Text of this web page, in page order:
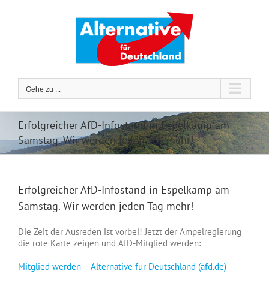
Gehe zu ...
Erfolgreicher AfD-Infostand in Espelkamp am
Samstag. Wir werden jeden Tag mehr!
Erfolgreicher AfD-Infostand in Espelkamp am
Samstag. Wir werden jeden Tag mehr!
Die Zeit der Ausreden ist vorbei! Jetzt der Ampelregierung
die rote Karte zeigen und AfD-Mitglied werden:
Mitglied werden – Alternative für Deutschland (afd.de)